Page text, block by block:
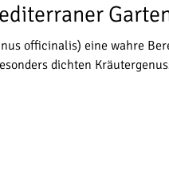
officinalis) eine wahre
dichten